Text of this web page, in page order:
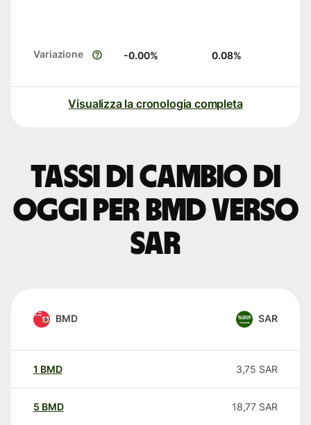
Variazione -0.00% 0.08%
Visualizza la cronologia completa
Tassi di cambio di
oggi per BMD verso
SAR
BMD SAR
1 BMD 3,75 SAR
5 BMD 18,77 SAR